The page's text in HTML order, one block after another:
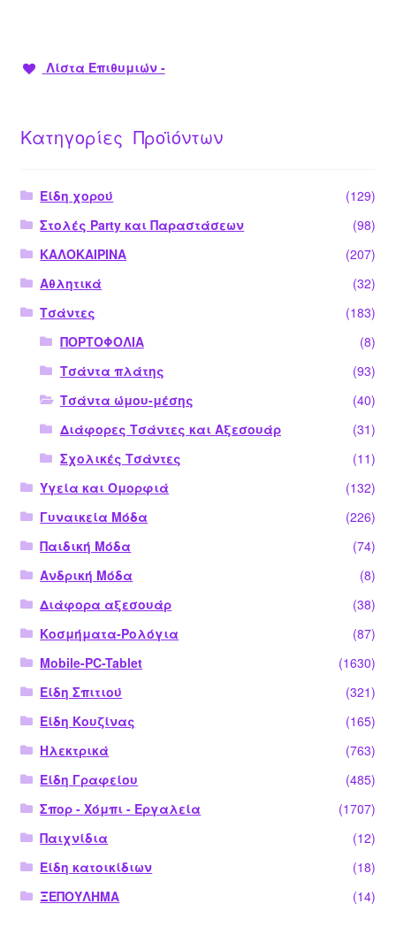
Λίστα Επιθυμιών -
Κατηγορίες Προϊόντων
Είδη χορού
(129)
Στολές Party και Παραστάσεων
(98)
ΚΑΛΟΚΑΙΡΙΝΑ
(207)
Αθλητικά
(32)
Τσάντες
(183)
ΠΟΡΤΟΦΟΛΙΑ
(8)
Τσάντα πλάτης
(93)
Τσάντα ώμου-μέσης
(40)
Διάφορες Τσάντες και Αξεσουάρ
(31)
Σχολικές Τσάντες
(11)
Υγεία και Ομορφιά
(132)
Γυναικεία Μόδα
(226)
Παιδική Μόδα
(74)
Ανδρική Μόδα
(8)
Διάφορα αξεσουάρ
(38)
Κοσμήματα-Ρολόγια
(87)
Mobile-PC-Tablet
(1630)
Είδη Σπιτιού
(321)
Είδη Κουζίνας
(165)
Ηλεκτρικά
(763)
Είδη Γραφείου
(485)
Σπορ - Χόμπι - Εργαλεία
(1707)
Παιχνίδια
(12)
Είδη κατοικίδιων
(18)
ΞΕΠΟΥΛΗΜΑ
(14)